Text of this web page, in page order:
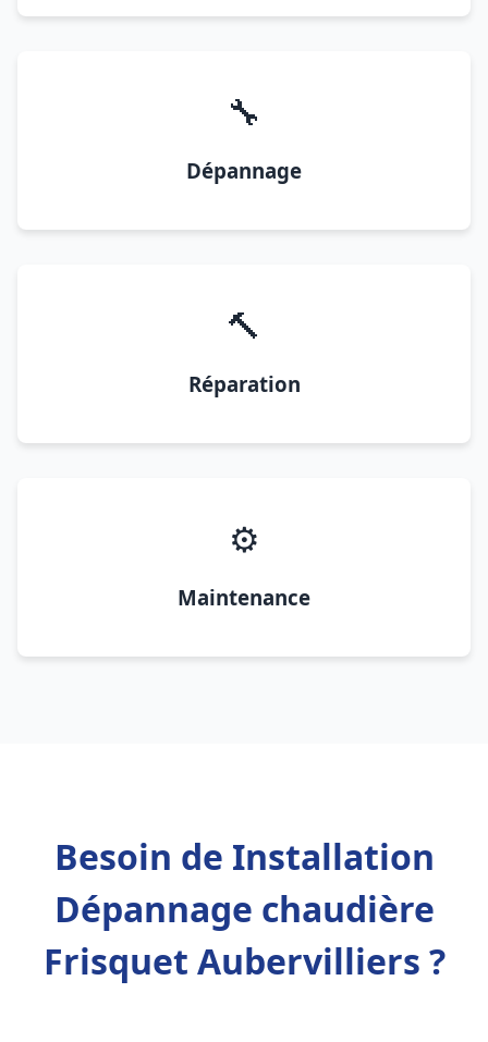
🔧
Dépannage
🔨
Réparation
⚙️
Maintenance
Besoin de Installation
Dépannage chaudière
Frisquet Aubervilliers ?